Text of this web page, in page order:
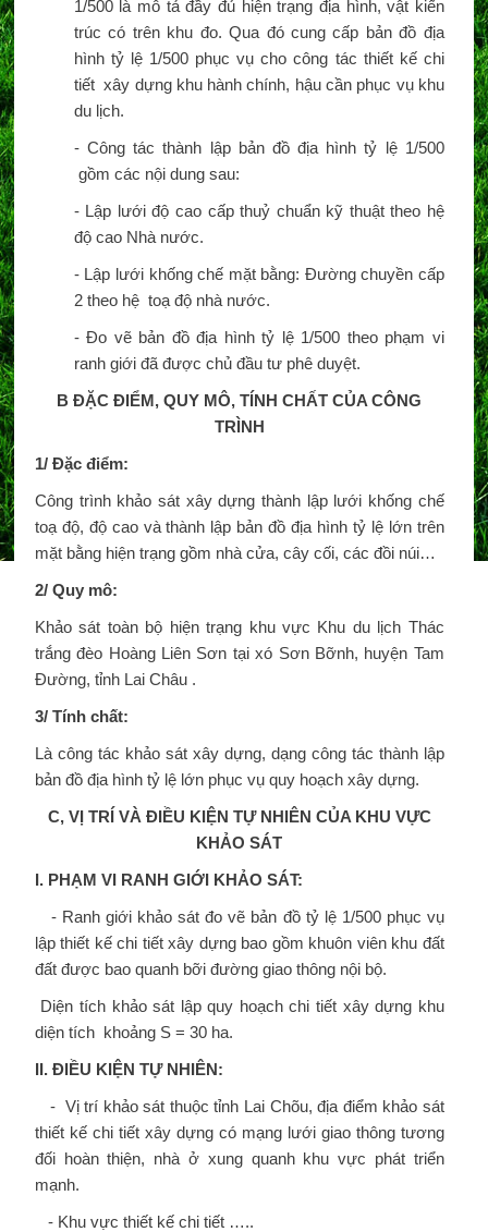
1/500 là mô tả đầy đủ hiện trạng địa hình, vật kiến
trúc có trên khu đo. Qua đó cung cấp bản đồ địa
hình tỷ lệ 1/500 phục vụ cho công tác thiết kế chi
tiết xây dựng khu hành chính, hậu cần phục vụ khu
du lịch.
- Công tác thành lập bản đồ địa hình tỷ lệ 1/500
gồm các nội dung sau:
- Lập lưới độ cao cấp thuỷ chuẩn kỹ thuật theo hệ
độ cao Nhà nước.
- Lập lưới khống chế mặt bằng: Đường chuyền cấp
2 theo hệ toạ độ nhà nước.
- Đo vẽ bản đồ địa hình tỷ lệ 1/500 theo phạm vi
ranh giới đã được chủ đầu tư phê duyệt.
B ĐẶC ĐIỂM, QUY MÔ, TÍNH CHẤT CỦA CÔNG
TRÌNH
1/ Đặc điểm:
Công trình khảo sát xây dựng thành lập lưới khống chế
toạ độ, độ cao và thành lập bản đồ địa hình tỷ lệ lớn trên
mặt bằng hiện trạng gồm nhà cửa, cây cối, các đồi núi…
2/ Quy mô:
Khảo sát toàn bộ hiện trạng khu vực Khu du lịch Thác
trắng đèo Hoàng Liên Sơn tại xó Sơn Bỡnh, huyện Tam
Đường, tỉnh Lai Châu .
3/ Tính chất:
Là công tác khảo sát xây dựng, dạng công tác thành lập
bản đồ địa hình tỷ lệ lớn phục vụ quy hoạch xây dựng.
C, VỊ TRÍ VÀ ĐIỀU KIỆN TỰ NHIÊN CỦA KHU VỰC
KHẢO SÁT
I. PHẠM VI RANH GIỚI KHẢO SÁT:
- Ranh giới khảo sát đo vẽ bản đồ tỷ lệ 1/500 phục vụ
lập thiết kế chi tiết xây dựng bao gồm khuôn viên khu đất
đất được bao quanh bỡi đường giao thông nội bộ.
Diện tích khảo sát lập quy hoạch chi tiết xây dựng khu
diện tích khoảng S = 30 ha.
II. ĐIỀU KIỆN TỰ NHIÊN:
- Vị trí khảo sát thuộc tỉnh Lai Chõu, địa điểm khảo sát
thiết kế chi tiết xây dựng có mạng lưới giao thông tương
đối hoàn thiện, nhà ở xung quanh khu vực phát triển
mạnh.
- Khu vực thiết kế chi tiết …..